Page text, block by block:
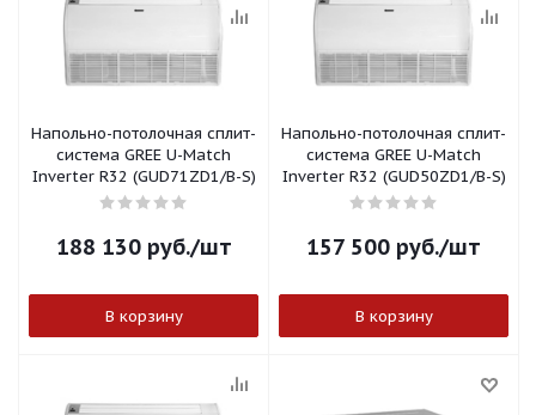
Напольно-потолочная сплит-
система GREE U-Match
Inverter R32 (GUD71ZD1/B-S)
188 130руб./шт
В корзину
Напольно-потолочная сплит-
система GREE U-Match
Inverter R32 (GUD50ZD1/B-S)
157 500 руб./шт
В корзину